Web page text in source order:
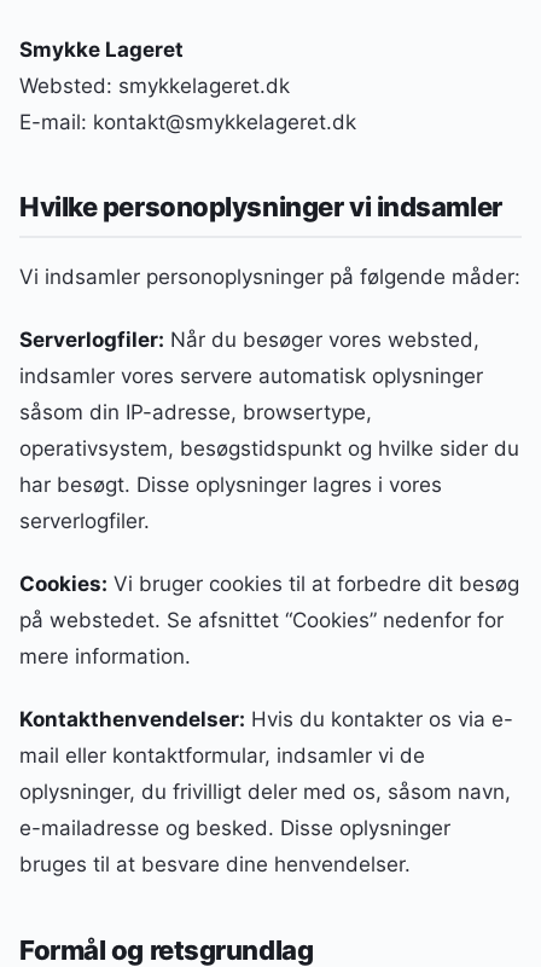
Smykke Lageret
Websted: smykkelageret.dk
E-mail: kontakt@smykkelageret.dk
Hvilke personoplysninger vi indsamler
Vi indsamler personoplysninger på følgende måder:
Serverlogfiler: Når du besøger vores websted,
indsamler vores servere automatisk oplysninger
såsom din IP-adresse, browsertype,
operativsystem, besøgstidspunkt og hvilke sider du
har besøgt. Disse oplysninger lagres i vores
serverlogfiler.
Cookies: Vi bruger cookies til at forbedre dit besøg
på webstedet. Se afsnittet “Cookies” nedenfor for
mere information.
Kontakthenvendelser: Hvis du kontakter os via e-
mail eller kontaktformular, indsamler vi de
oplysninger, du frivilligt deler med os, såsom navn,
e-mailadresse og besked. Disse oplysninger
bruges til at besvare dine henvendelser.
Formål og retsgrundlag